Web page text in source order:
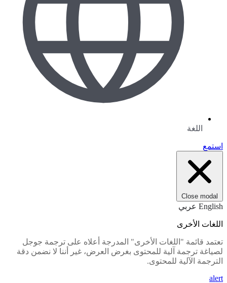
اللغة
استمع
Close modal
English عربي
اللغات الأخرى
تعتمد قائمة "اللغات الأخرى" المدرجة أعلاه على ترجمة جوجل
لصياغة ترجمة آلية للمحتوى بغرض العرض، غير أننا لا نضمن دقة
الترجمة الآلية للمحتوى.
alert